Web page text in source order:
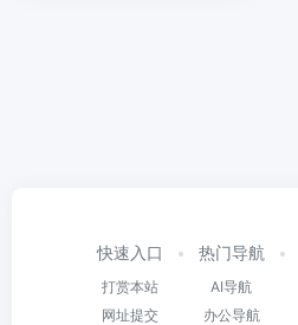
快速入口
打赏本站
网址提交
热门导航
AI导航
办公导航